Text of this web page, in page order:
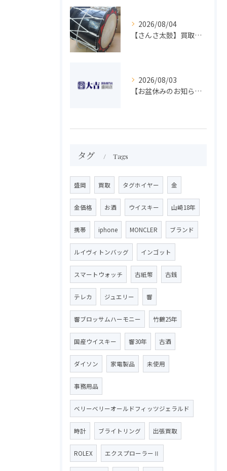
2026/08/04
【さんさ太鼓】買取 大吉盛岡店 楽器 買取します！！
2026/08/03
【お盆休みのお知らせ】買取専門 大吉 盛岡店
タグ Tags
盛岡 買取 タグホイヤー 金
金価格 お酒 ウイスキー 山崎18年
携帯 iphone MONCLER ブランド
ルイヴィトンバッグ インゴット
スマートウォッチ 古紙幣 古銭
テレカ ジュエリー 響
響ブロッサムハーモニー 竹鶴25年
国産ウイスキー 響30年 古酒
ダイソン 家電製品 未使用
事務用品
ベリーベリーオールドフィッツジェラルド
時計 ブライトリング 出張買取
ROLEX エクスプローラーⅡ